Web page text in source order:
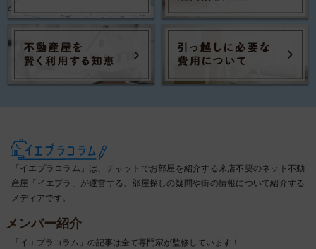
「イエプラコラム」は、チャットでお部屋を紹介する来店不要のネット不動
産屋「イエプラ」が運営する、部屋探しの疑問や街の情報について紹介する
メディアです。
メンバー紹介
「イエプラコラム」の記事は全て専門家が監修しています！